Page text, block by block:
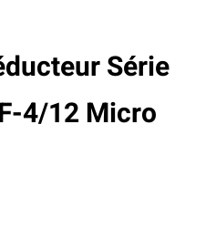
Série
4/12 Micro